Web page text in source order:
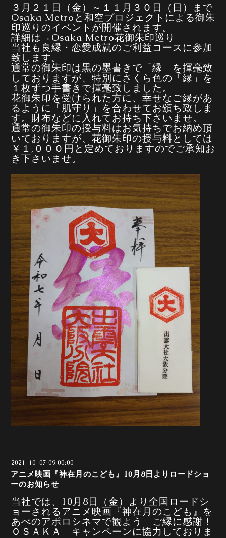
３月２１日（金）～１１月３０日（日）まで
Osaka Metroと和空プロジェクトによる御朱
印巡りのイベントが開催されます。
詳細は→ Osaka Metro花御朱印巡り
当社も良縁・恋愛成就のご利益コースに参加
致します。
通常の御朱印は黒の墨書きで「縁」を揮毫致
しておりますが、特別にさくら色の「縁」を
１枚ずつ手書きで揮毫致しました。
花御朱印を受けられた方に、幸せなご縁があ
るように「肌守り」を合わせてお頒ち致しま
す。財布などに入れてお持ち下さいませ。
通常の御朱印の授与料はお気持ちでお納め頂
いておりますが、花御朱印の授与料としては
￥１,０００円と定めておりますのでご承知お
き下さいませ。
2021-10-07 09:00:00
アニメ映画『神在月のこども』10月8日よりロードショ
ーのお知らせ
当社では、10月8日（金）より全国ロードシ
ョーされるアニメ映画『神在月のこども』を
あべのアポロシネマで観よう ご縁に感謝！
ＯＳＡＫＡ キャンペーンに協力しておりま